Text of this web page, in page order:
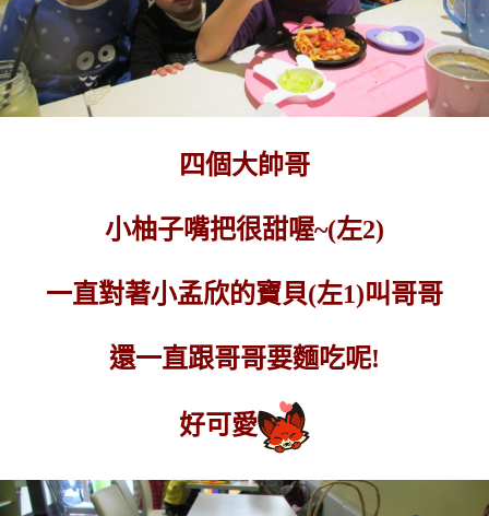
四個大帥哥
小柚子嘴把很甜喔~(左2)
一直對著小孟欣的寶貝(左1)叫哥哥
還一直跟哥哥要麵吃呢!
好可愛